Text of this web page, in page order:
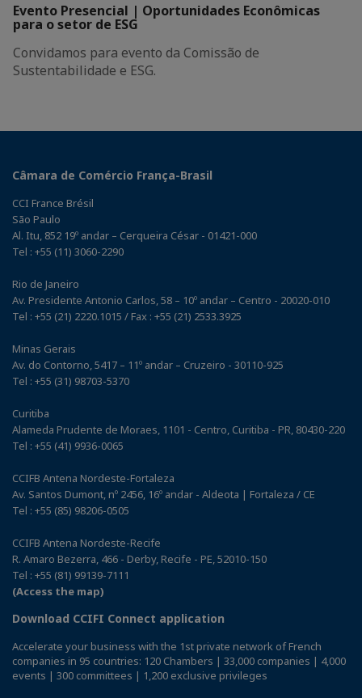
Evento Presencial | Oportunidades Econômicas
para o setor de ESG
Convidamos para evento da Comissão de
Sustentabilidade e ESG.
Câmara de Comércio França-Brasil
CCI France Brésil
São Paulo
Al. Itu, 852 19º andar – Cerqueira César - 01421-000
Tel : +55 (11) 3060-2290
Rio de Janeiro
Av. Presidente Antonio Carlos, 58 – 10º andar – Centro - 20020-010
Tel : +55 (21) 2220.1015 / Fax : +55 (21) 2533.3925
Minas Gerais
Av. do Contorno, 5417 – 11º andar – Cruzeiro - 30110-925
Tel : +55 (31) 98703-5370
Curitiba
Alameda Prudente de Moraes, 1101 - Centro, Curitiba - PR, 80430-220
Tel : +55 (41) 9936-0065
CCIFB Antena Nordeste-Fortaleza
Av. Santos Dumont, nº 2456, 16º andar - Aldeota | Fortaleza / CE
Tel : +55 (85) 98206-0505
CCIFB Antena Nordeste-Recife
R. Amaro Bezerra, 466 - Derby, Recife - PE, 52010-150
Tel : +55 (81) 99139-7111
(Access the map)
Download CCIFI Connect application
Accelerate your business with the 1st private network of French
companies in 95 countries: 120 Chambers | 33,000 companies | 4,000
events | 300 committees | 1,200 exclusive privileges